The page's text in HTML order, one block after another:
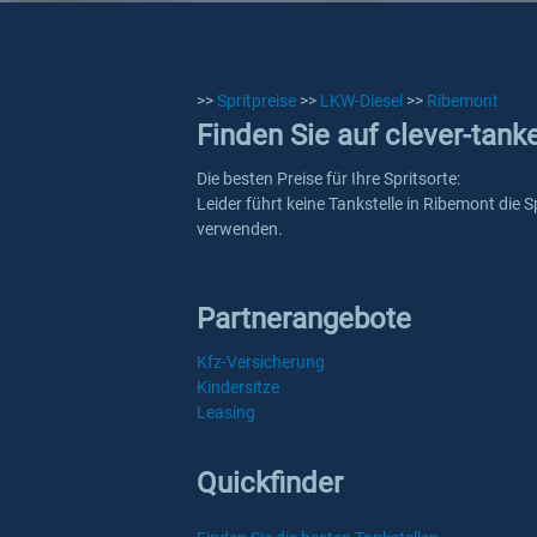
>>Spritpreise >> LKW-Diesel >> Ribemont
Finden Sie auf clever-
Die besten Preise für Ihre Spritsorte:
Leider führt keine Tankstelle in Ribemont die
verwenden.
Partnerangebote
Kfz-Versicherung
Kindersitze
Leasing
Quickfinder